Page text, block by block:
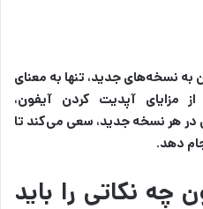
نسخه‌های جدید، تنها به معنای
مزایای آپدیت کردن آیفون،
در هر نسخه جدید، سعی می‌کند تا
دهد.
چه نکاتی را باید